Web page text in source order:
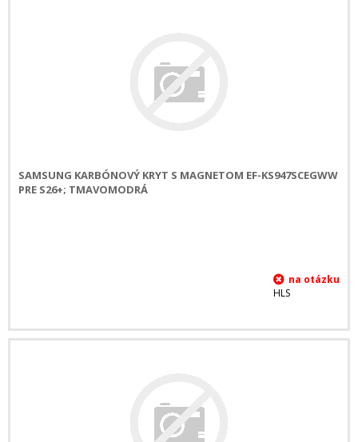
SAMSUNG KARBÓNOVÝ KRYT S MAGNETOM EF-KS947SCEGWW
PRE S26+; TMAVOMODRÁ
HLS